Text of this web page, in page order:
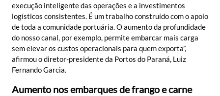
execução inteligente das operações e a investimentos
logísticos consistentes. É um trabalho construído com o apoio
de toda a comunidade portuária. O aumento da profundidade
do nosso canal, por exemplo, permite embarcar mais carga
sem elevar os custos operacionais para quem exporta”,
afirmou o diretor-presidente da Portos do Paraná, Luiz
Fernando Garcia.
Aumento nos embarques de frango e carne